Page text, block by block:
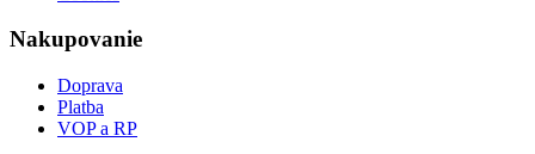
Nakupovanie
Doprava
Platba
VOP a RP